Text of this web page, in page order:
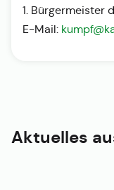
1. Bürgermeister
E-Mail:
Aktuelles